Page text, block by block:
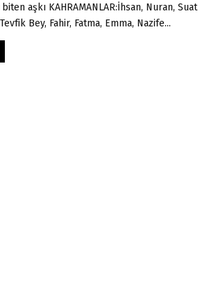
aşkı KAHRAMANLAR:İhsan, Nuran, Suat
Bey, Fahir, Fatma, Emma, Nazife...